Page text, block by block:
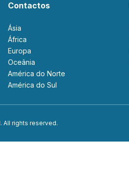
Contactos
Ásia
África
Europa
Oceânia
América do Norte
América do Sul
All rights reserved.